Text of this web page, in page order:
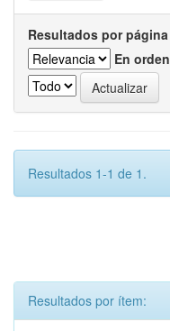
Resultados por página
En orden
Resultados 1-1 de 1.
Resultados por ítem: